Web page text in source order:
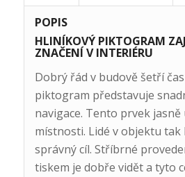
POPIS
HLINÍKOVÝ PIKTOGRAM
ZNAČENÍ V INTERIÉRU
Dobrý řád v budově šetří
piktogram představuje
navigace. Tento prvek jasně
místnosti. Lidé v objektu tak
správný cíl. Stříbrné
tiskem je dobře vidět a tyto